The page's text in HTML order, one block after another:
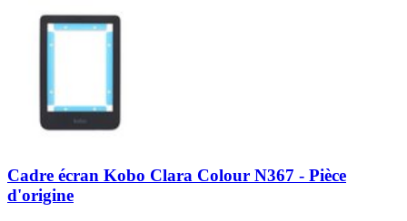
Cadre écran Kobo Clara Colour N367 - Pièce
d'origine